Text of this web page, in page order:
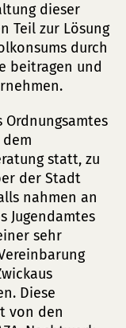
dieser
Teil zur Lösung
durch
beitragen und
statt, zu
der Stadt
nahmen an
Jugendamtes
sehr
Diese
von den